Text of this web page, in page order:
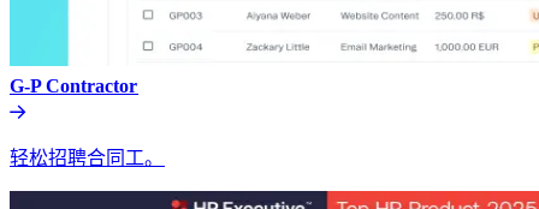
G-P Contractor​​
轻松招聘合同工。​​